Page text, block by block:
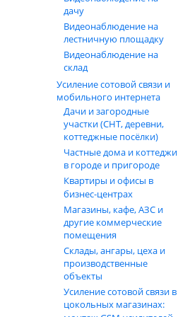
дачу
Видеонаблюдение на
лестничную площадку
Видеонаблюдение на
склад
Усиление сотовой связи и
мобильного интернета
Дачи и загородные
участки (СНТ, деревни,
коттеджные посёлки)
Частные дома и коттеджи
в городе и пригороде
Квартиры и офисы в
бизнес‑центрах
Магазины, кафе, АЗС и
другие коммерческие
помещения
Склады, ангары, цеха и
производственные
объекты
Усиление сотовой связи в
цокольных магазинах: